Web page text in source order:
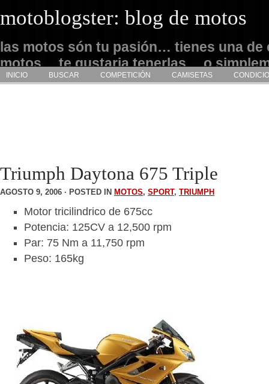
motoblogster: blog de motos
las motos són tu pasión… tienes una de
motos… te gustaria tenerlas… o
admirarlas… este es tu sitio
INICIO BUSCAR COMPETICIÓN CAMISETAS
Triumph Daytona 675 Triple
AGOSTO 9, 2006 · POSTED IN MOTOS, SPORT, TRIUMPH
Motor tricilindrico de 675cc
Potencia: 125CV a 12,500 rpm
Par: 75 Nm a 11,750 rpm
Peso: 165kg